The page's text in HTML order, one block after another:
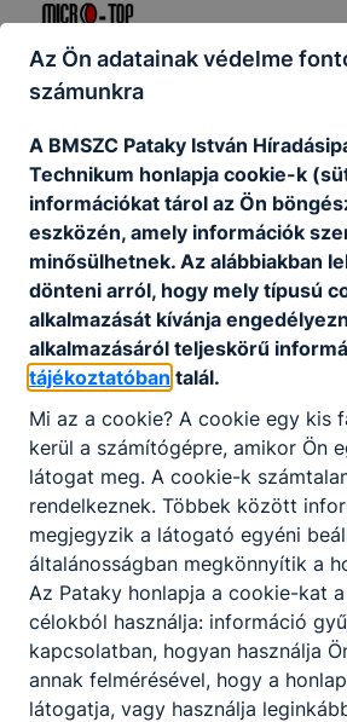
Budapesti
Az Ön adatainak védelme
számunkra
A BMSZC Pataky István
Technikum honlapja cookie-k
információkat tárol az Ön
eszközén, amely információk
minősülhetnek. Az alábbiakban
dönteni arról, hogy mely típusú
alkalmazását kívánja
alkalmazásáról teljeskörű
tájékoztatóban talál.
Mi az a cookie? A cookie egy kis
kerül a számítógépre, amikor Ön
látogat meg. A cookie-k
rendelkeznek. Többek között
megjegyzik a látogató egyéni
általánosságban megkönnyítik a
Az Pataky honlapja a cookie-kat
célokból használja: információ
kapcsolatban, hogyan használja
annak felmérésével, hogy a
látogatja, vagy használja